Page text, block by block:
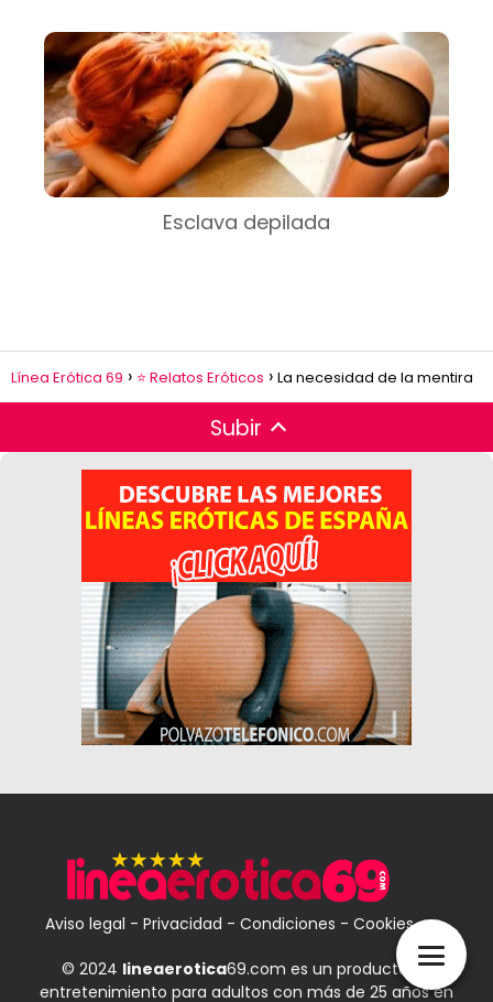
Esclava depilada
Línea Erótica 69 ⭐ Relatos Eróticos La necesidad de la mentira
Subir
Aviso legal - Privacidad - Condiciones - Cookies
© 2024 lineaerotica69.com es un producto de
entretenimiento para adultos con más de 25 años en